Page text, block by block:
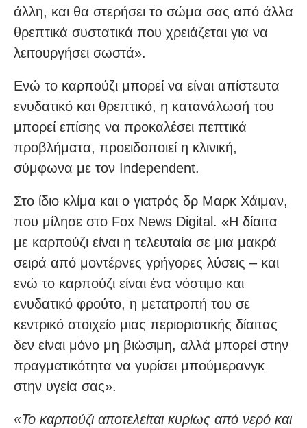
άλλη, και θα στερήσει το σώμα σας από άλλα
θρεπτικά συστατικά που χρειάζεται για να
λειτουργήσει σωστά».
Ενώ το καρπούζι μπορεί να είναι απίστευτα
ενυδατικό και θρεπτικό, η κατανάλωσή του
μπορεί επίσης να προκαλέσει πεπτικά
προβλήματα, προειδοποιεί η κλινική,
σύμφωνα με τον Independent.
Στο ίδιο κλίμα και ο γιατρός δρ Μαρκ Χάιμαν,
που μίλησε στο Fox News Digital. «Η δίαιτα
με καρπούζι είναι η τελευταία σε μια μακρά
σειρά από μοντέρνες γρήγορες λύσεις – και
ενώ το καρπούζι είναι ένα νόστιμο και
ενυδατικό φρούτο, η μετατροπή του σε
κεντρικό στοιχείο μιας περιοριστικής δίαιτας
δεν είναι μόνο μη βιώσιμη, αλλά μπορεί στην
πραγματικότητα να γυρίσει μπούμερανγκ
στην υγεία σας».
«Το καρπούζι αποτελείται κυρίως από νερό και